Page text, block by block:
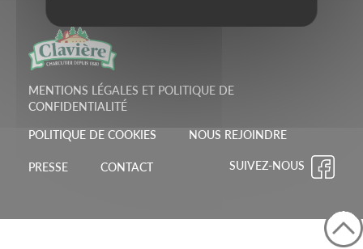
l’article
MENTIONS LÉGALES ET POLITIQUE DE
CONFIDENTIALITÉ
POLITIQUE DE COOKIES NOUS REJOINDRE
PRESSE CONTACT SUIVEZ-NOUS